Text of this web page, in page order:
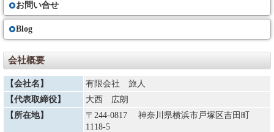
お問い合せ
Blog
会社概要
【会社名】
有限会社 旅人
【代表取締役】
大西 広朗
【所在地】
〒244-0817 神奈川県横浜市戸塚区吉田町
1118-5